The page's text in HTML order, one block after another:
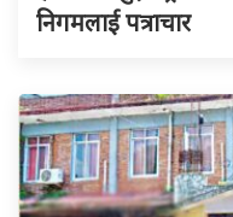
निगमलाई पत्राचार